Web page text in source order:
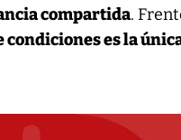
compartida.
condiciones es la